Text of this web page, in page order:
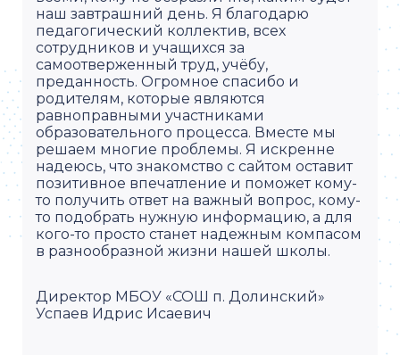
наш завтрашний день. Я благодарю
педагогический коллектив, всех
сотрудников и учащихся за
самоотверженный труд, учёбу,
преданность. Огромное спасибо и
родителям, которые являются
равноправными участниками
образовательного процесса. Вместе мы
решаем многие проблемы. Я искренне
надеюсь, что знакомство с сайтом оставит
позитивное впечатление и поможет кому-
то получить ответ на важный вопрос, кому-
то подобрать нужную информацию, а для
кого-то просто станет надежным компасом
в разнообразной жизни нашей школы.
Директор МБОУ «СОШ п. Долинский»
Успаев Идрис Исаевич